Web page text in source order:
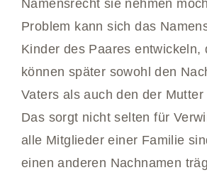
Namensrecht sie nehmen
Problem kann sich das
Kinder des Paares entwickeln,
können später sowohl den
Vaters als auch den der Mutter
Das sorgt nicht selten für
alle Mitglieder einer Familie
einen anderen Nachnamen